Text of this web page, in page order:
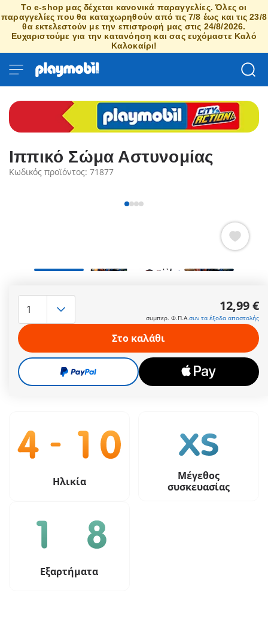
Το e-shop μας δέχεται κανονικά παραγγελίες. Όλες οι
παραγγελίες που θα καταχωρηθούν από τις 7/8 έως και τις 23/8
θα εκτελεστούν με την επιστροφή μας στις 24/8/2026.
Ευχαριστούμε για την κατανόηση και σας ευχόμαστε Καλό
Καλοκαίρι!
Ιππικό Σώμα Αστυνομίας
Κωδικός προϊόντος: 71877
από τη ζούγκλα της πόλης και υποστήριξέ τους στην τήρηση
των νόμων και της τάξης. Έχουν μαζί τους έναν πλούσιο
αστυνομικό εξοπλισμό για κοινές επιχειρήσεις.
Περισσότερες πληροφορίες
12,99 €
συμπερ. Φ.Π.Α. συν τα έξοδα αποστολής
12,99 €
συμπερ. Φ.Π.Α.συν τα έξοδα αποστολής
Στο καλάθι
Ηλικία
Μέγεθος
συσκευασίας
Εξαρτήματα